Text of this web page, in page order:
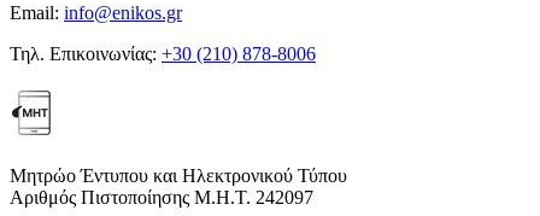
Email: info@enikos.gr
Τηλ. Επικοινωνίας: +30 (210) 878-8006
Μητρώο Έντυπου και Ηλεκτρονικού Τύπου
Αριθμός Πιστοποίησης Μ.Η.Τ. 242097